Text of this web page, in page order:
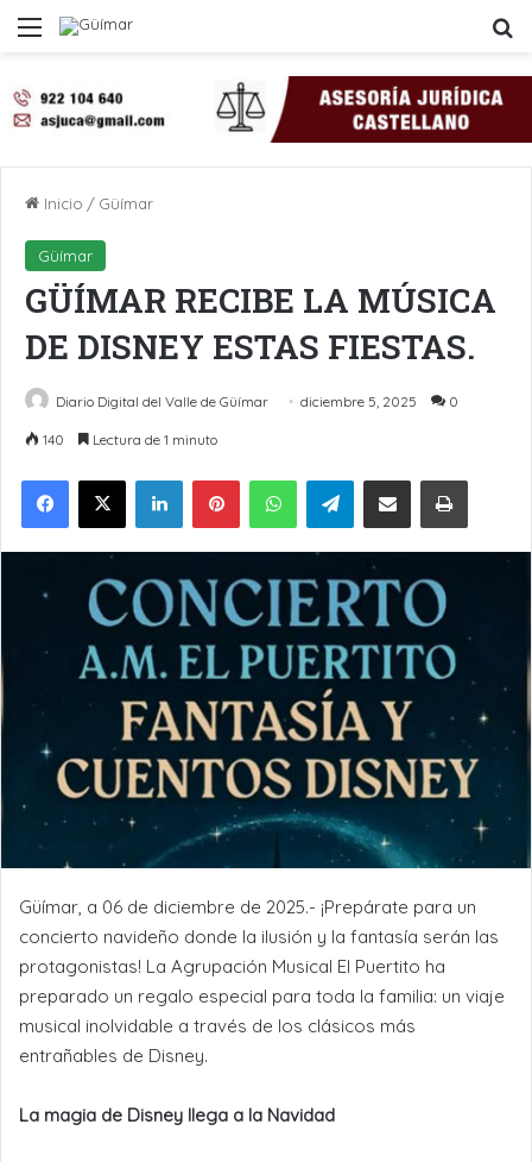
Menú
Inicio / Güímar
Güímar
GÜÍMAR RECIBE LA MÚSICA
DE DISNEY ESTAS FIESTAS.
Diario Digital del Valle de Güímar diciembre 5, 2025 0
140 Lectura de 1 minuto
LinkedInPinterestWhatsAppTelegramCompartir por Email Imprimir
Güímar, a 06 de diciembre de 2025.- ¡Prepárate para un
concierto navideño donde la ilusión y la fantasía serán las
protagonistas! La Agrupación Musical El Puertito ha
preparado un regalo especial para toda la familia: un viaje
musical inolvidable a través de los clásicos más
entrañables de Disney.
La magia de Disney llega a la Navidad